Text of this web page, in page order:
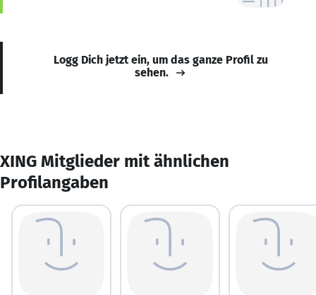
Logg Dich jetzt ein, um das ganze Profil zu
sehen.
XING Mitglieder mit ähnlichen
Profilangaben